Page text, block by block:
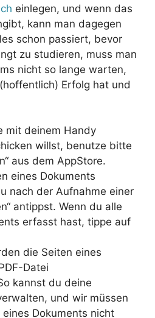
einlegen, und wenn das
kann man dagegen
schon passiert, bevor
zu studieren, muss man
nicht so lange warten,
Erfolg hat und
mit deinem Handy
willst, benutze bitte
aus dem AppStore.
eines Dokuments
nach der Aufnahme einer
antippst. Wenn du alle
erfasst hast, tippe auf
die Seiten eines
Datei
kannst du deine
und wir müssen
Dokuments nicht